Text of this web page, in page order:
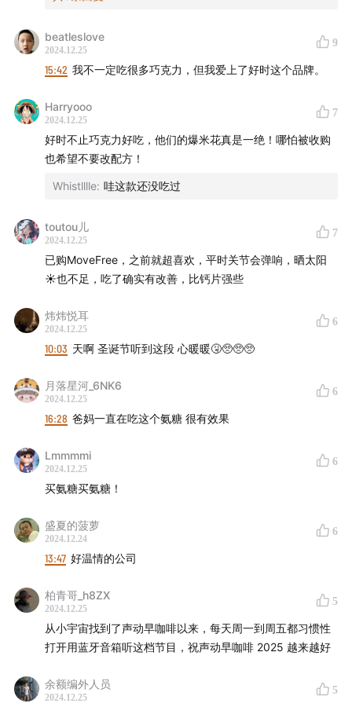
beatleslove
2024.12.25
9
15:42 我不一定吃很多巧克力，但我爱上了好时这个品牌。
Harryooo
2024.12.25
7
好时不止巧克力好吃，他们的爆米花真是一绝！哪怕被收购
也希望不要改配方！
Whistlllle: 哇这款还没吃过
toutou儿
2024.12.25
7
已购MoveFree，之前就超喜欢，平时关节会弹响，晒太阳
☀️也不足，吃了确实有改善，比钙片强些
炜炜悦耳
2024.12.25
6
10:03 天啊 圣诞节听到这段 心暖暖🤧🥺🥺🥺
月落星河_6NK6
2024.12.25
6
16:28 爸妈一直在吃这个氨糖 很有效果
Lmmmmi
2024.12.25
6
买氨糖买氨糖！
盛夏的菠萝
2024.12.24
6
13:47 好温情的公司
柏青哥_h8ZX
2024.12.25
5
从小宇宙找到了声动早咖啡以来，每天周一到周五都习惯性
打开用蓝牙音箱听这档节目，祝声动早咖啡 2025 越来越好
余额编外人员
2024.12.25
5